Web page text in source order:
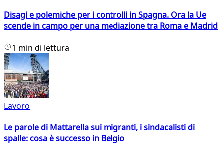
Disagi e polemiche per i controlli in Spagna. Ora la Ue
scende in campo per una mediazione tra Roma e Madrid
1 min di lettura
Lavoro
Le parole di Mattarella sui migranti, i sindacalisti di
spalle: cosa è successo in Belgio